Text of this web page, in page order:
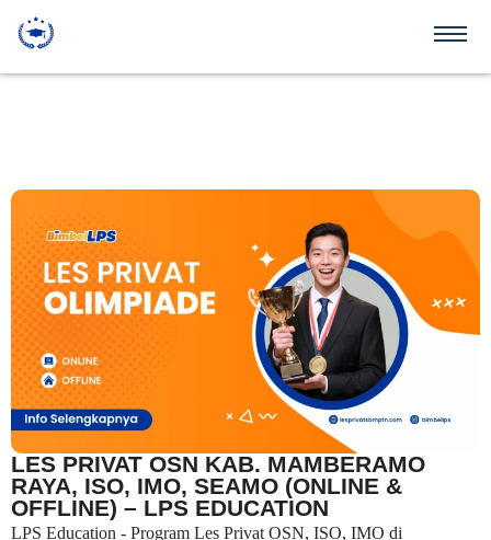
LES PRIVAT OSN KAB. MAMBERAMO
RAYA, ISO, IMO, SEAMO (ONLINE &
OFFLINE) – LPS EDUCATION
LPS Education - Program Les Privat OSN, ISO, IMO di